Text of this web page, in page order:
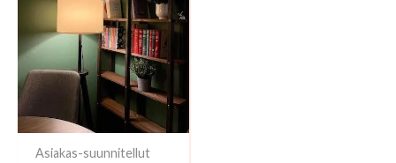
Asiakas-suunnitellut